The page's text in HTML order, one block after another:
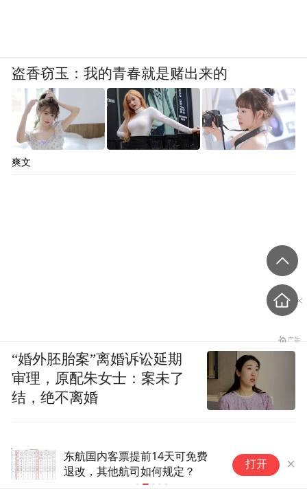
东航国内客票提前14天可免费
退改，其他航司如何规定？
打开
盗香窃玉：我的青春就是赌出来的
爽文
“婚外胚胎案”离婚诉讼延期
审理，原配朱女士：案未了
结，绝不离婚